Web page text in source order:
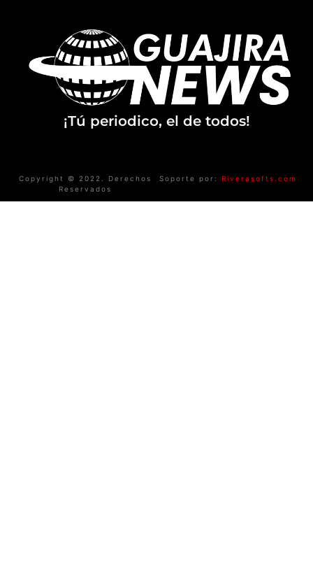
¡Tú periodico, el de todos!
Copyright © 2022. Derechos
Reservados
Soporte por: Riverasofts.com